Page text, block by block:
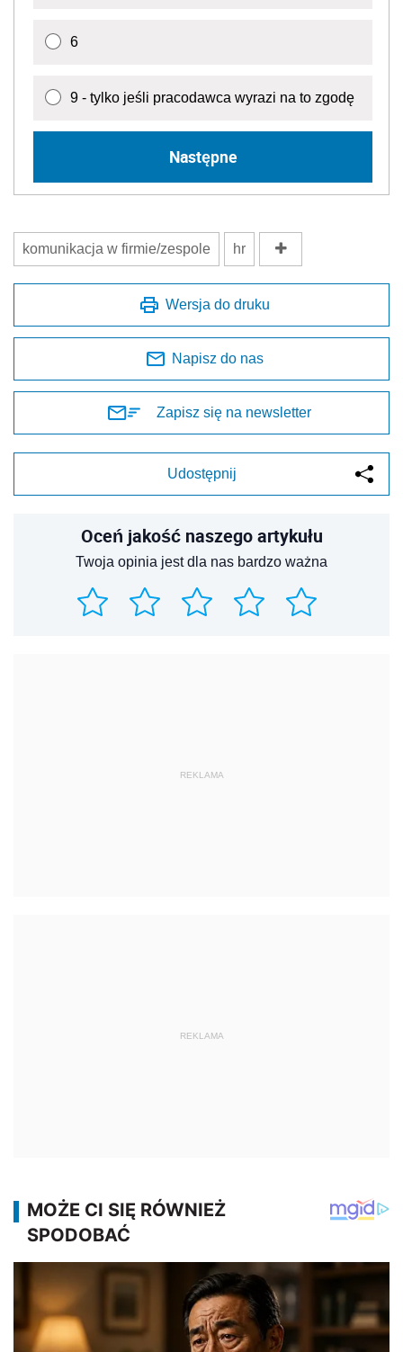
6
9 - tylko jeśli pracodawca wyrazi na to zgodę
Następne
komunikacja w firmie/zespole hr
Wersja do druku
Napisz do nas
Zapisz się na newsletter
Udostępnij
Oceń jakość naszego artykułu
Twoja opinia jest dla nas bardzo ważna
REKLAMA
REKLAMA